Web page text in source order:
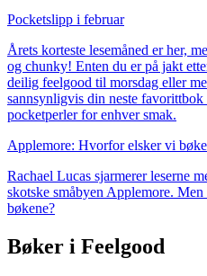
Pocketslipp i februar
Årets korteste lesemåned er her,
og chunky! Enten du er på jakt
deilig feelgood til morsdag eller
sannsynligvis din neste
pocketperler for enhver smak.
Applemore: Hvorfor elsker vi
Rachael Lucas sjarmerer leserne
skotske småbyen Applemore.
bøkene?
Bøker i Feelgood